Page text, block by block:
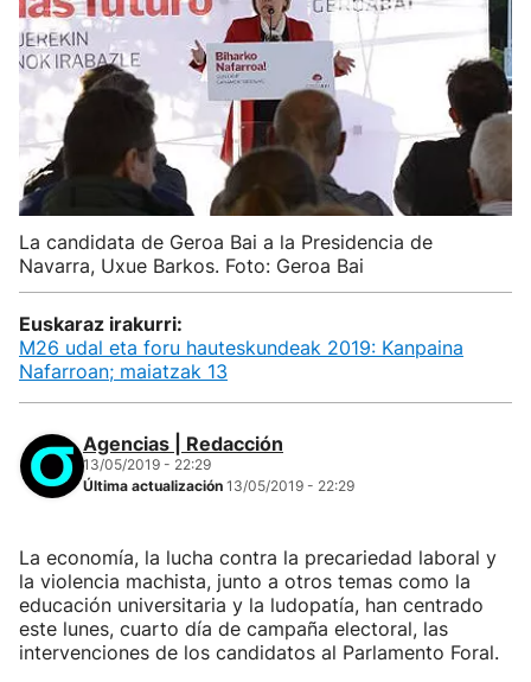
La candidata de Geroa Bai a la Presidencia de
Navarra, Uxue Barkos. Foto: Geroa Bai
Euskaraz irakurri:
M26 udal eta foru hauteskundeak 2019: Kanpaina
Nafarroan; maiatzak 13
Agencias | Redacción
13/05/2019 - 22:29
Última actualización 13/05/2019 - 22:29
La economía, la lucha contra la precariedad laboral y
la violencia machista, junto a otros temas como la
educación universitaria y la ludopatía, han centrado
este lunes, cuarto día de campaña electoral, las
intervenciones de los candidatos al Parlamento Foral.